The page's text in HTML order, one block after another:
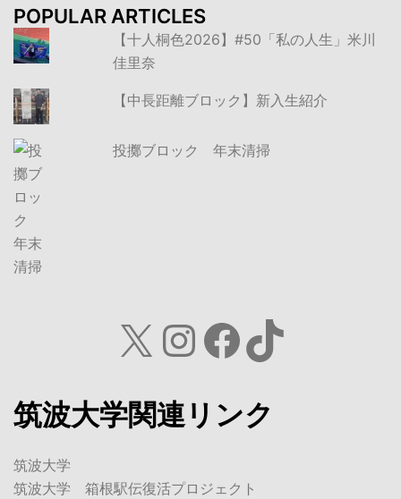
POPULAR ARTICLES
【十人桐色2026】#50「私の人生」米川
佳里奈
【中長距離ブロック】新入生紹介
投擲ブロック 年末清掃
X Instagram
Facebook
TikTok
筑波大学関連リンク
筑波大学
筑波大学 箱根駅伝復活プロジェクト